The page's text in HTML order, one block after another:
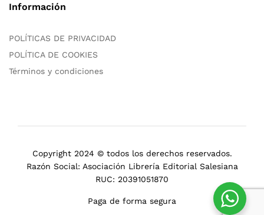
Información
POLÍTICAS DE PRIVACIDAD
POLÍTICA DE COOKIES
Términos y condiciones
Copyright 2024 © todos los derechos reservados.
Razón Social: Asociación Librería Editorial Salesiana
RUC: 20391051870
Paga de forma segura